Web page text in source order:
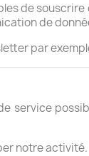
de
de
par
service
notre activité.